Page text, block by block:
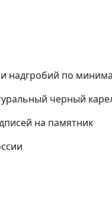
надгробий по
черный
на памятник